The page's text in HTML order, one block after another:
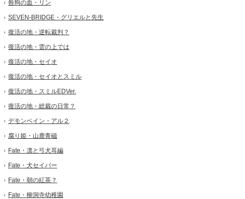
咎狗の血・リン
SEVEN-BRIDGE・グリエルと先生
復活の地・逆転裁判？
復活の地・雲の上では
復活の地・セイオ
復活の地・セイオとスミル
復活の地・スミルEDVer.
復活の地・総裁の日常？
デモンベイン・アル２
腐り姫・山鹿青磁
Fate・凛と弓犬耳編
Fate・犬セイバー
Fate・朝の紅茶？
Fate・柳洞寺幼稚園